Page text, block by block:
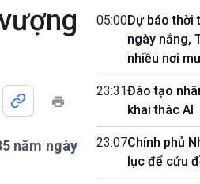
Dòng chảy Kinh tế
Tuyên chiến với gian lận
thương mại
Podcast
năm ngày
05:00Dự báo thời
ngày nắng,
nhiều nơi
23:31Đào tạo
khai thác AI
23:07Chính phủ
lục để cứu